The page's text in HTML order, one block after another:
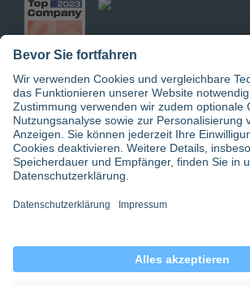
Jetzt doctari App downloaden
© 2026 doctari GmbH | doctari Pflege GmbH